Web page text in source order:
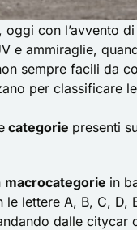
con l’avvento
e ammiraglie,
sempre facili da
per classificare
categorie presenti
macrocategorie in
lettere A, B, C,
dalle citycar